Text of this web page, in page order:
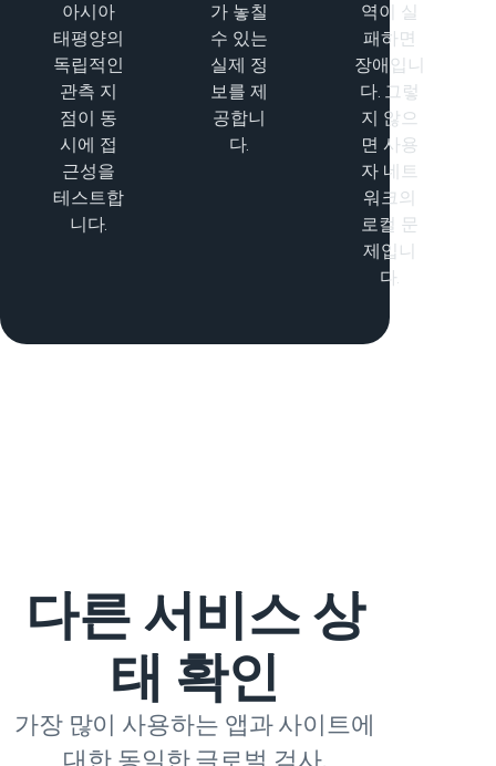
아시아
태평양의
독립적인
관측 지
점이 동
시에 접
근성을
테스트합
니다.
가 놓칠
수 있는
실제 정
보를 제
공합니
다.
역이 실
패하면
장애입니
다. 그렇
지 않으
면 사용
자 네트
워크의
로컬 문
제입니
다.
다른 서비스 상
태 확인
가장 많이 사용하는 앱과 사이트에
대한 동일한 글로벌 검사.